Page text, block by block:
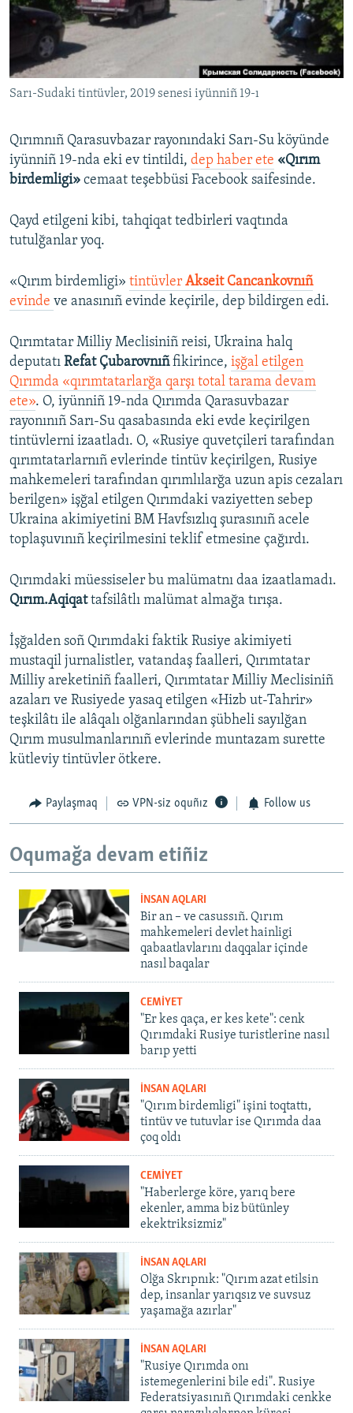
Русский
Українською
QOŞULIÑIZ!
RFE/RS bütün saytları
Sarı-Sudaki tintüvler, 2019 senesi iyünniñ 19-ı
Qırımnıñ Qarasuvbazar rayonındaki Sarı-Su köyünde
iyünniñ 19-nda eki ev tintildi, dep haber ete «Qırım
birdemligi» cemaat teşebbüsi Facebook saifesinde.
Qayd etilgeni kibi, tahqiqat tedbirleri vaqtında
tutulğanlar yoq.
«Qırım birdemligi» tintüvler Akseit Cancankovnıñ
evinde ve anasınıñ evinde keçirile, dep bildirgen edi.
Qırımtatar Milliy Meclisiniñ reisi, Ukraina halq
deputatı Refat Çubarovnıñfikirince, işğal etilgen
Qırımda «qırımtatarlarğa qarşı total tarama devam
ete». O, iyünniñ 19-nda Qırımda Qarasuvbazar
rayonınıñ Sarı-Su qasabasında eki evde keçirilgen
tintüvlerni izaatladı. O, «Rusiye quvetçileri tarafından
qırımtatarlarnıñ evlerinde tintüv keçirilgen, Rusiye
mahkemeleri tarafından qırımlılarğa uzun apis cezaları
berilgen» işğal etilgen Qırımdaki vaziyetten sebep
Ukraina akimiyetini BM Havfsızlıq şurasınıñ acele
toplaşuvınıñ keçirilmesini teklif etmesine çağırdı.
Qırımdaki müessiseler bu malümatnı daa izaatlamadı.
Qırım.Aqiqattafsilâtlı malümat almağa tırışa.
İşğalden soñ Qırımdaki faktik Rusiye akimiyeti
mustaqil jurnalistler, vatandaş faalleri, Qırımtatar
Milliy areketiniñ faalleri, Qırımtatar Milliy Meclisiniñ
azaları ve Rusiyede yasaq etilgen «Hizb ut-Tahrir»
teşkilâtı ile alâqalı olğanlarından şübheli sayılğan
Qırım musulmanlarınıñ evlerinde muntazam surette
kütleviy tintüvler ötkere.
Paylaşmaq VPN-siz oquñız Follow us
Oqumağa devam etiñiz
İNSAN AQLARI
Bir an – ve casussıñ. Qırım
mahkemeleri devlet hainligi
qabaatlavlarını daqqalar içinde
nasıl baqalar
CEMİYET
"Er kes qaça, er kes kete": cenk
Qırımdaki Rusiye turistlerine nasıl
barıp yetti
İNSAN AQLARI
"Qırım birdemligi" işini toqtattı,
tintüv ve tutuvlar ise Qırımda daa
çoq oldı
CEMİYET
"Haberlerge köre, yarıq bere
ekenler, amma biz bütünley
ekektriksizmiz"
İNSAN AQLARI
Olğa Skrıpnık: "Qırım azat etilsin
dep, insanlar yarıqsız ve suvsuz
yaşamağa azırlar"
İNSAN AQLARI
"Rusiye Qırımda onı
istemegenlerini bile edi". Rusiye
Federatsiyasınıñ Qırımdaki cenkke